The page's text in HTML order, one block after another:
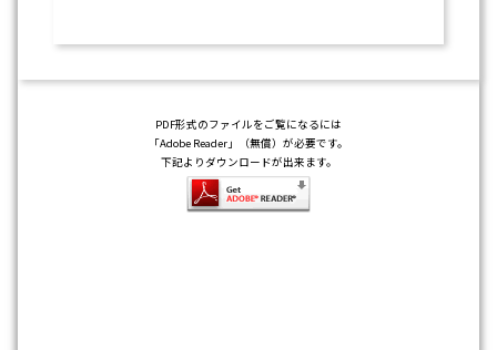
PDF形式のファイルをご覧になるには
「Adobe Reader」（無償）が必要です。
下記よりダウンロードが出来ます。